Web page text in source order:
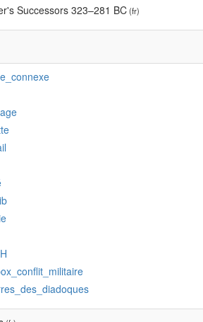
Successors 323–281 BC(fr)